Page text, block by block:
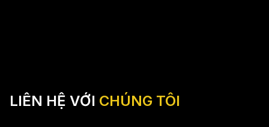
LIÊN HỆ VỚI CHÚNG TÔI